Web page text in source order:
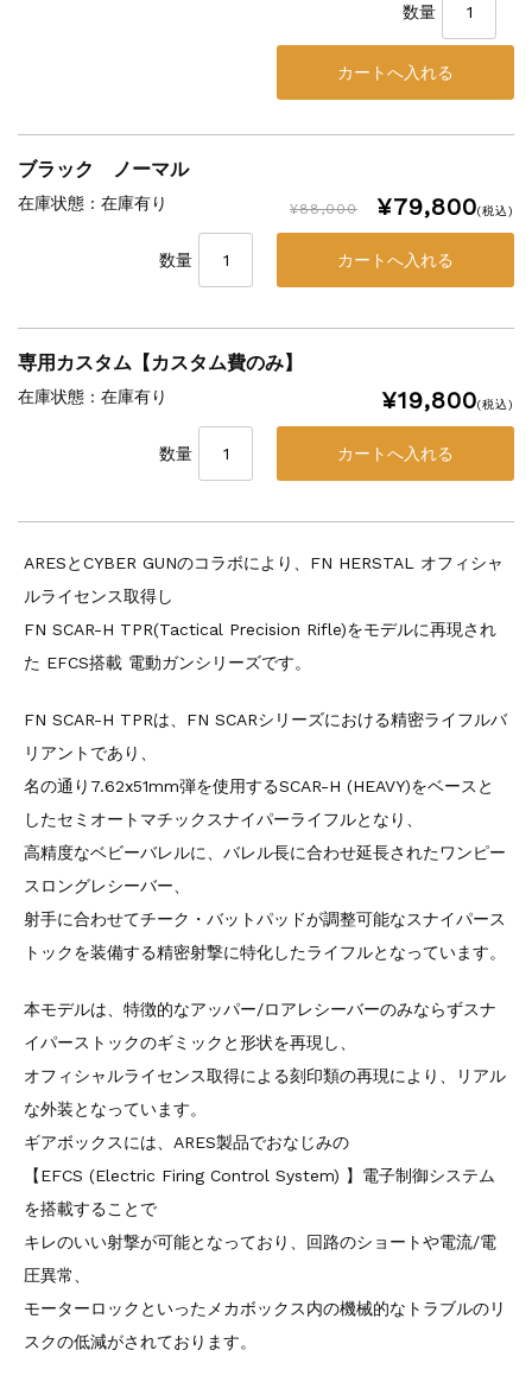
数量
ブラック ノーマル
在庫状態 : 在庫有り ¥88,000 ¥79,800(税込)
数量
専用カスタム【カスタム費のみ】
在庫状態 : 在庫有り ¥19,800(税込)
数量
ARESとCYBER GUNのコラボにより、FN HERSTAL オフィシャ
ルライセンス取得し
FN SCAR-H TPR(Tactical Precision Rifle)をモデルに再現され
た EFCS搭載 電動ガンシリーズです。
FN SCAR-H TPRは、FN SCARシリーズにおける精密ライフルバ
リアントであり、
名の通り7.62x51mm弾を使用するSCAR-H (HEAVY)をベースと
したセミオートマチックスナイパーライフルとなり、
高精度なベビーバレルに、バレル長に合わせ延長されたワンピー
スロングレシーバー、
射手に合わせてチーク・バットパッドが調整可能なスナイパース
トックを装備する精密射撃に特化したライフルとなっています。
本モデルは、特徴的なアッパー/ロアレシーバーのみならずスナ
イパーストックのギミックと形状を再現し、
オフィシャルライセンス取得による刻印類の再現により、リアル
な外装となっています。
ギアボックスには、ARES製品でおなじみの
【EFCS (Electric Firing Control System) 】電子制御システム
を搭載することで
キレのいい射撃が可能となっており、回路のショートや電流/電
圧異常、
モーターロックといったメカボックス内の機械的なトラブルのリ
スクの低減がされております。